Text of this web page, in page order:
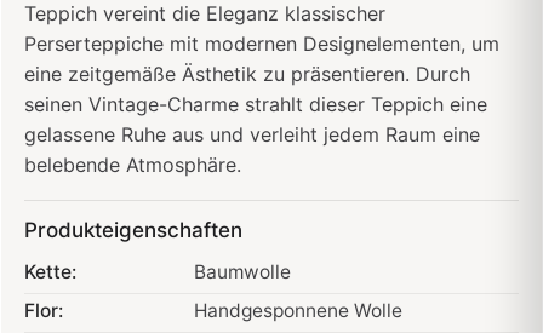
Teppich vereint die Eleganz klassischer
Perserteppiche mit modernen Designelementen, um
eine zeitgemäße Ästhetik zu präsentieren. Durch
seinen Vintage-Charme strahlt dieser Teppich eine
gelassene Ruhe aus und verleiht jedem Raum eine
belebende Atmosphäre.
Produkteigenschaften
Kette:
Baumwolle
Flor:
Handgesponnene Wolle